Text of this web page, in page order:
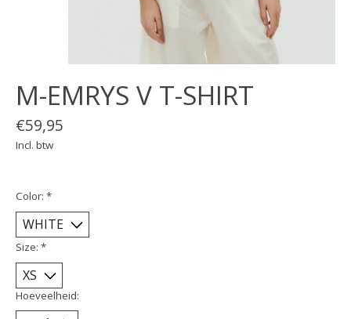
M-EMRYS V T-SHIRT
€59,95
Incl. btw
Color: *
Size: *
Hoeveelheid: